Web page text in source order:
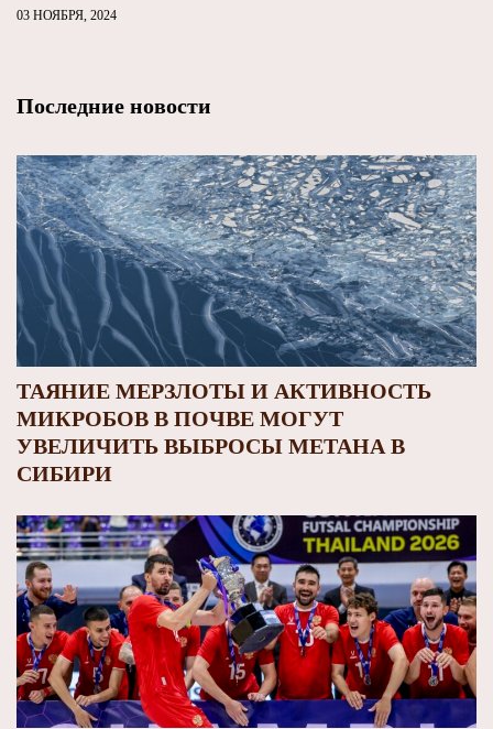
03 НОЯБРЯ, 2024
Последние новости
ТАЯНИЕ МЕРЗЛОТЫ И АКТИВНОСТЬ
МИКРОБОВ В ПОЧВЕ МОГУТ
УВЕЛИЧИТЬ ВЫБРОСЫ МЕТАНА В
СИБИРИ